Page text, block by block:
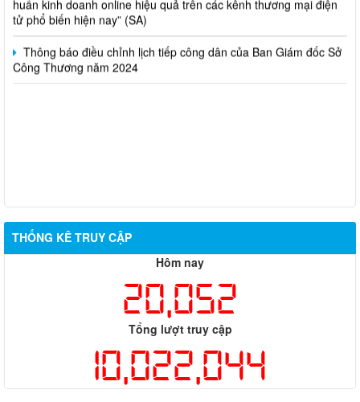
tử phổ biến hiện nay” (SA)
Thông báo điều chỉnh lịch tiếp công dân của Ban Giám đốc Sở
Công Thương năm 2024
THỐNG KÊ TRUY CẬP
Hôm nay
20,052
Tổng lượt truy cập
10,022,044